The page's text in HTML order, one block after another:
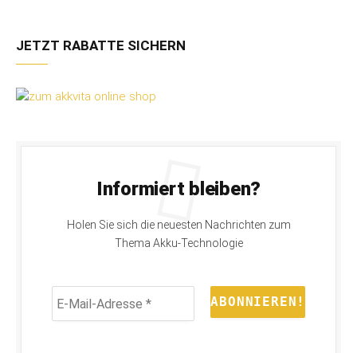
JETZT RABATTE SICHERN
Informiert bleiben?
Holen Sie sich die neuesten Nachrichten zum
Thema Akku-Technologie
Mail-